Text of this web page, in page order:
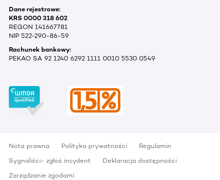
Dane rejestrowe:
KRS 0000 318 602
REGON 141667781
NIP 522-290-86-59
Rachunek bankowy:
PEKAO SA 92 1240 6292 1111 0010 5530 0549
Nota prawna Polityka prywatności
Regulamin
Sygnaliści- zgłoś incydent
Deklaracja dostępności
Zarządzanie zgodami